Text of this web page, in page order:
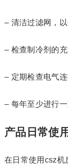
– 清洁过滤网，以
– 检查制冷剂的
– 定期检查电气
– 每年至少进行
产品日常使
在日常使用csz机